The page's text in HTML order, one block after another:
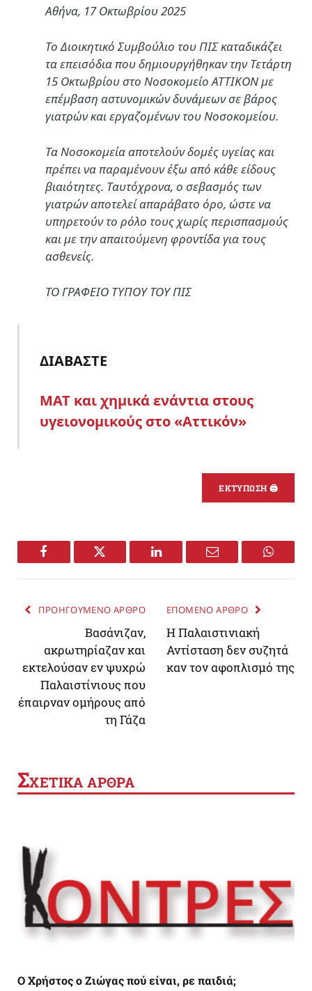
Αθήνα, 17 Οκτωβρίου 2025
Το Διοικητικό Συμβούλιο του ΠΙΣ καταδικάζει
τα επεισόδια που δημιουργήθηκαν την Τετάρτη
15 Οκτωβρίου στο Νοσοκομείο ΑΤΤΙΚΟΝ με
επέμβαση αστυνομικών δυνάμεων σε βάρος
γιατρών και εργαζομένων του Νοσοκομείου.
Τα Νοσοκομεία αποτελούν δομές υγείας και
πρέπει να παραμένουν έξω από κάθε είδους
βιαιότητες. Ταυτόχρονα, ο σεβασμός των
γιατρών αποτελεί απαράβατο όρο, ώστε να
υπηρετούν το ρόλο τους χωρίς περισπασμούς
και με την απαιτούμενη φροντίδα για τους
ασθενείς.
ΤΟ ΓΡΑΦΕΙΟ ΤΥΠΟΥ ΤΟΥ ΠΙΣ
ΔΙΑΒΑΣΤΕ
ΜΑΤ και χημικά ενάντια στους
υγειονομικούς στο «Αττικόν»
ΕΚΤΥΠΩΣΗ 🖨
Facebook Twitter LinkedIn Email
ΠΡΟΗΓΟΥΜΕΝΟ ΑΡΘΡΟ
Bασάνιζαν,
ακρωτηρίαζαν και
εκτελούσαν εν ψυχρώ
Παλαιστίνιους που
έπαιρναν ομήρους από
τη Γάζα
ΕΠΟΜΕΝΟ ΑΡΘΡΟ
Η Παλαιστινιακή
Αντίσταση δεν συζητά
καν τον αφοπλισμό της
ΣΧΕΤΙΚΑ ΑΡΘΡΑ
Ο Χρήστος ο Ζιώγας πού είναι, ρε παιδιά;